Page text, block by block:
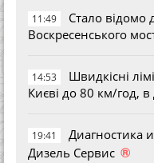
11:49
Стало відомо
Воскресенського
14:53
Швидкісні
Києві до 80 км/год, в
19:41
Диагностика
Дизель Сервис ®